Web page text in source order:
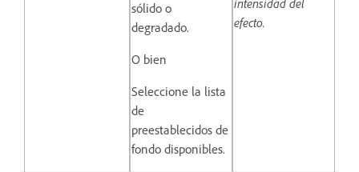
sólido o
degradado.
O bien
Seleccione la lista
de
preestablecidos de
fondo disponibles.
intensidad del
efecto.